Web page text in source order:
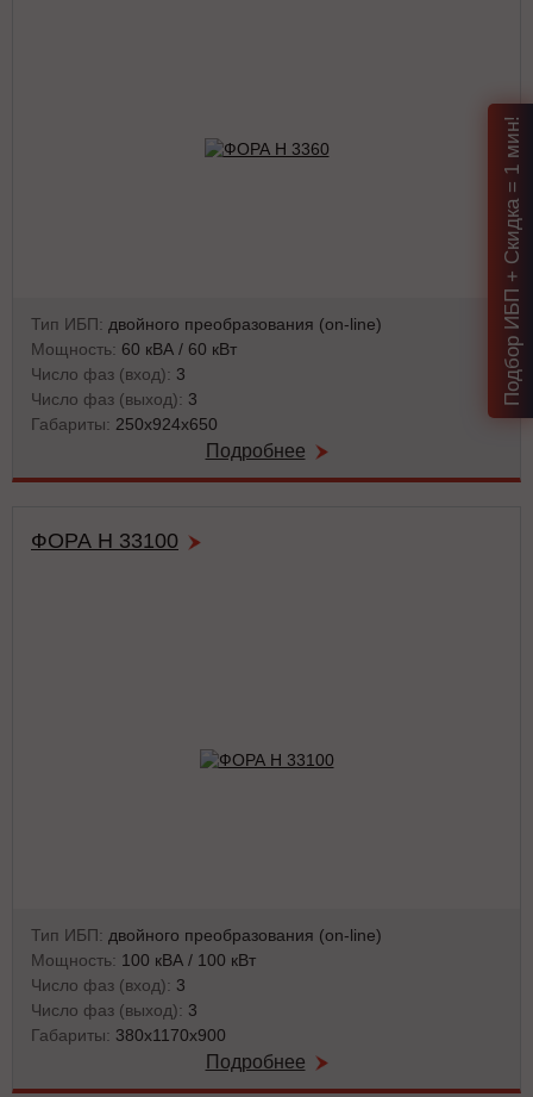
Тип ИБП: двойного преобразования (on-line)
Мощность: 60 кВА / 60 кВт
Число фаз (вход): 3
Число фаз (выход): 3
Габариты: 250х924х650
Подробнее
ФОРА Н 33100
Тип ИБП: двойного преобразования (on-line)
Мощность: 100 кВА / 100 кВт
Число фаз (вход): 3
Число фаз (выход): 3
Габариты: 380х1170х900
Подробнее
Подбор ИБП + Скидка = 1 мин!